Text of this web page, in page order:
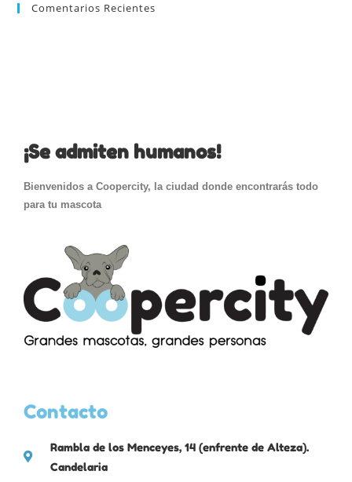
Comentarios Recientes
¡Se admiten humanos!
Bienvenidos a Coopercity, la ciudad donde encontrarás todo
para tu mascota
Contacto
Rambla de los Menceyes, 14 (enfrente de Alteza).
Candelaria